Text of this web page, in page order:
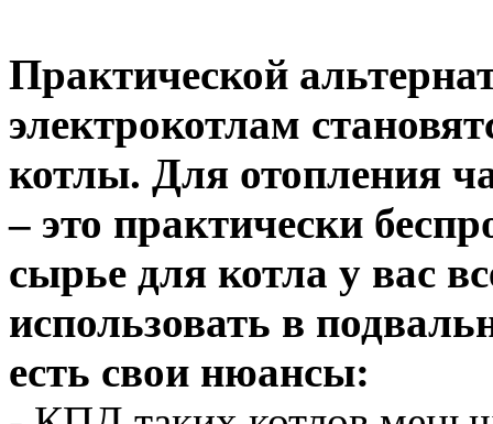
Практической
электрокотлам
котлы. Для отопления
– это практически
сырье для котла у вас
использовать в
есть свои нюансы: